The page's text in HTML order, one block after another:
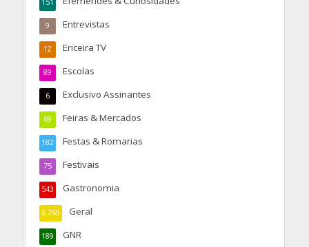
151
Entrevistas
9
Ericeira TV
12
Escolas
89
Exclusivo Assinantes
6
Feiras & Mercados
69
Festas & Romarias
182
Festivais
75
Gastronomia
543
Geral
6.769
GNR
189